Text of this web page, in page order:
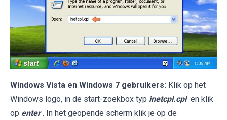
Windows Vista en Windows 7 gebruikers: Klik op het
Windows logo, in de start-zoekbox typ inetcpl.cpl en klik
op enter . In het geopende scherm klik je op de